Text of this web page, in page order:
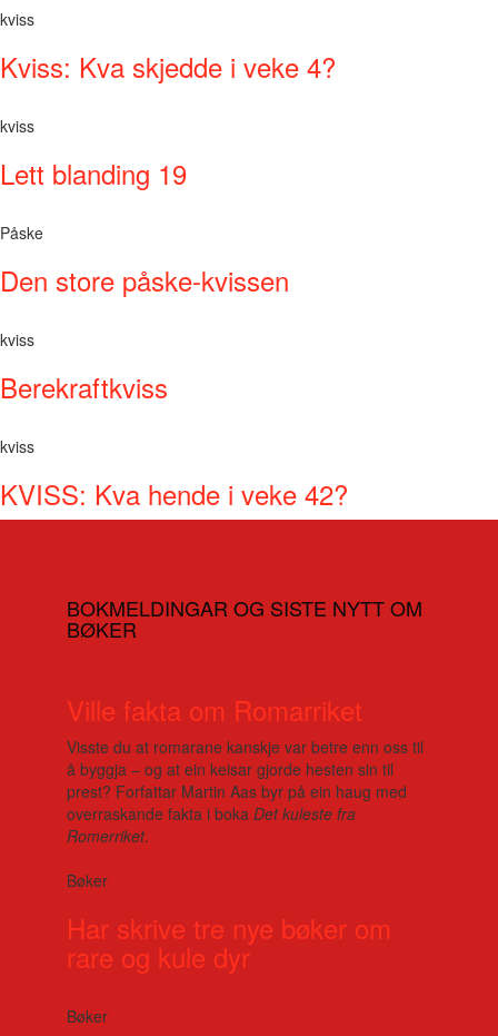
kviss
Kviss: Kva skjedde i veke 4?
kviss
Lett blanding 19
Påske
Den store påske-kvissen
kviss
Berekraftkviss
kviss
KVISS: Kva hende i veke 42?
BOKMELDINGAR OG SISTE NYTT OM
BØKER
Ville fakta om Romarriket
Visste du at romarane kanskje var betre enn oss til
å byggja – og at ein keisar gjorde hesten sin til
prest? Forfattar Martin Aas byr på ein haug med
overraskande fakta i boka Det kuleste fra
Romerriket.
Bøker
Har skrive tre nye bøker om
rare og kule dyr
Bøker